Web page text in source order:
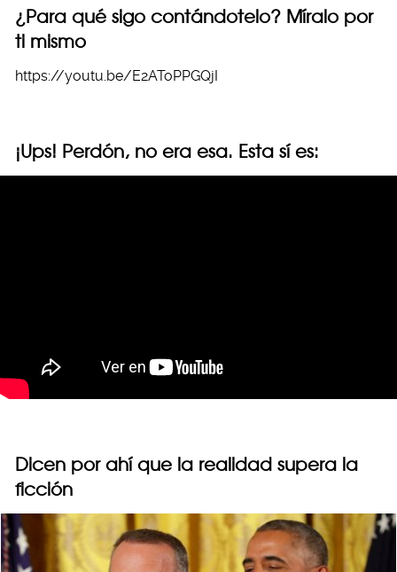
¿Para qué sigo contándotelo? Míralo por
ti mismo
https://youtu.be/E2AToPPGQjI
¡Ups! Perdón, no era esa. Esta sí es:
Dicen por ahí que la realidad supera la
ficción